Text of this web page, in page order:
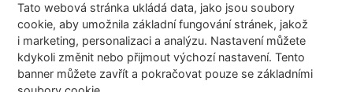
info@dyzajnmarket.com
Mujmarket s.r.o.
Buzulucká 569/10
160 00 Praha 6
Tato webová stránka ukládá data, jako jsou soubory
cookie, aby umožnila základní fungování stránek, jakož
i marketing, personalizaci a analýzu. Nastavení můžete
kdykoli změnit nebo přijmout výchozí nastavení. Tento
banner můžete zavřít a pokračovat pouze se základními